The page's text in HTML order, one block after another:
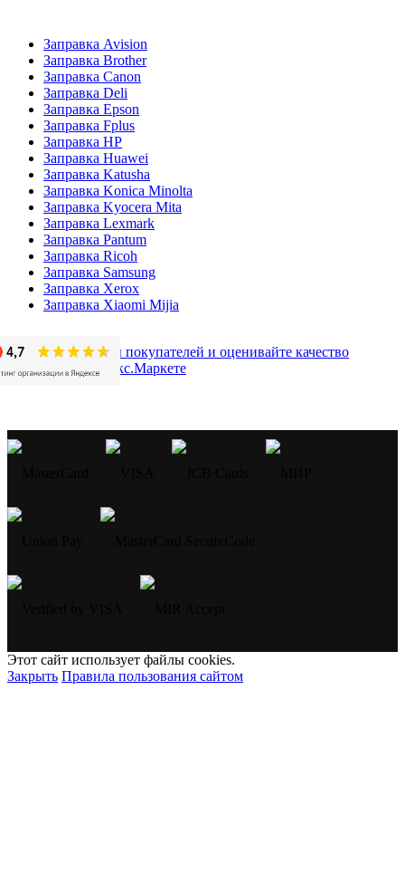
Заправка Avision
Заправка Brother
Заправка Canon
Заправка Deli
Заправка Epson
Заправка Fplus
Заправка HP
Заправка Huawei
Заправка Katusha
Заправка Konica Minolta
Заправка Kyocera Mita
Заправка Lexmark
Заправка Pantum
Заправка Ricoh
Заправка Samsung
Заправка Xerox
Заправка Xiaomi Mijia
Этот сайт использует файлы cookies.
Закрыть Правила пользования сайтом